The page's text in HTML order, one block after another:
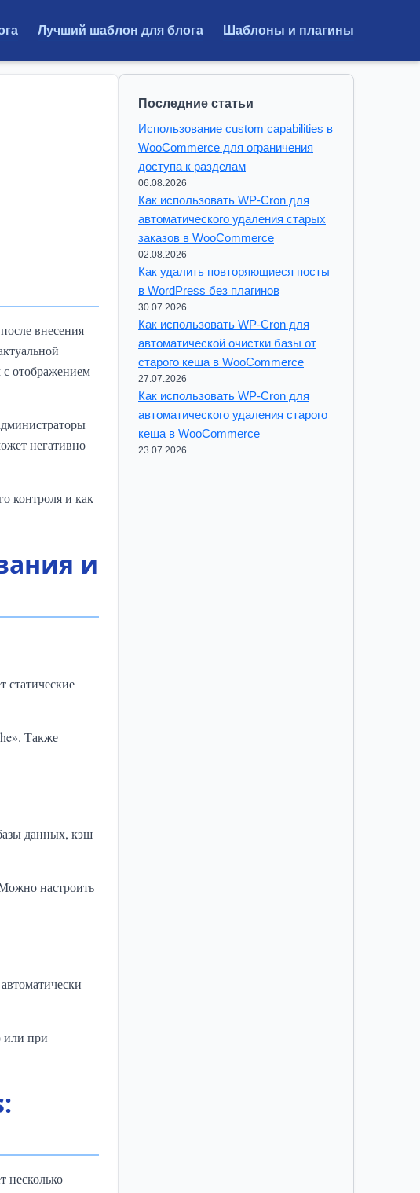
Лучший шаблон для блога Шаблоны и плагины
внесения
отображением
негативно
контроля и как
и
Также
данных, кэш
настроить
или при
несколько
Последние статьи
Использование custom capabilities в
WooCommerce для ограничения
доступа к разделам
06.08.2026
Как использовать WP-Cron для
автоматического удаления старых
заказов в WooCommerce
02.08.2026
Как удалить повторяющиеся посты
в WordPress без плагинов
30.07.2026
Как использовать WP-Cron для
автоматической очистки базы от
старого кеша в WooCommerce
27.07.2026
Как использовать WP-Cron для
автоматического удаления старого
кеша в WooCommerce
23.07.2026